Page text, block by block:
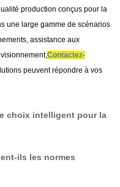
production conçus pour la
une large gamme de scénarios
assistance aux
Contactez-
peuvent répondre à vos
choix intelligent pour la
ils les normes